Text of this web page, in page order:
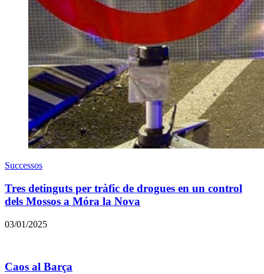
Successos
Tres detinguts per tràfic de drogues en un control
dels Mossos a Móra la Nova
03/01/2025
Caos al Barça